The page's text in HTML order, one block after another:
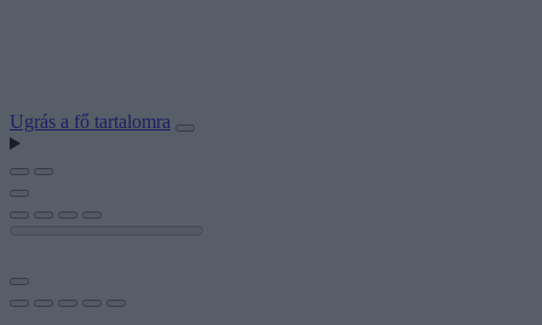
Ugrás a fő tartalomra